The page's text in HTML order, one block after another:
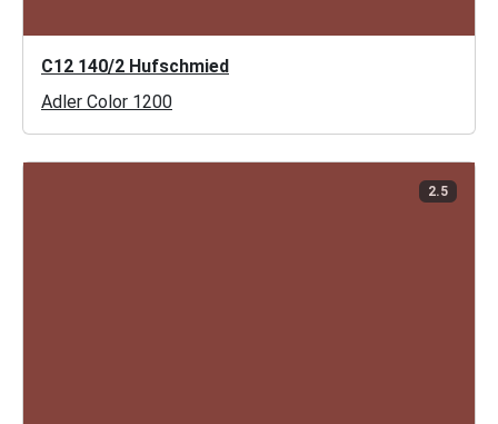
C12 140/2 Hufschmied
Adler Color 1200
2.5